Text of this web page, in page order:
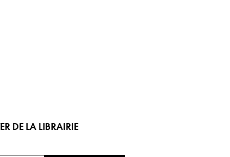
DE LA LIBRAIRIE